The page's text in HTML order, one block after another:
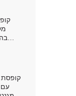
קופסת
עם